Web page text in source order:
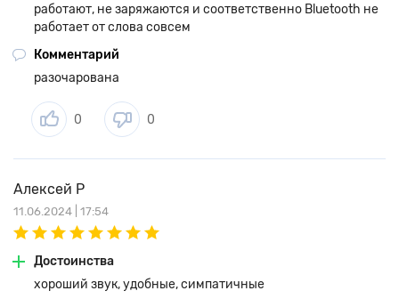
работают, не заряжаются и соответственно Bluetooth не
работает от слова совсем
Комментарий
разочарована
0 0
Алексей Р
11.06.2024 | 17:54
Достоинства
хороший звук, удобные, симпатичные